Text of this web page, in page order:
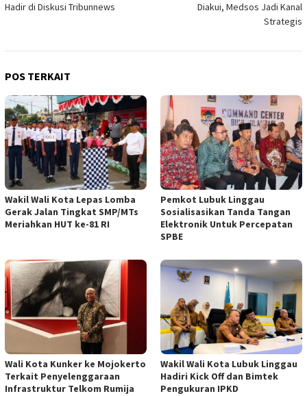
Hadir di Diskusi Tribunnews
Diakui, Medsos Jadi Kanal
Strategis
POS TERKAIT
Wakil Wali Kota Lepas Lomba
Gerak Jalan Tingkat SMP/MTs
Meriahkan HUT ke-81 RI
Pemkot Lubuk Linggau
Sosialisasikan Tanda Tangan
Elektronik Untuk Percepatan
SPBE
Wali Kota Kunker ke Mojokerto
Terkait Penyelenggaraan
Infrastruktur Telkom Rumija
Wakil Wali Kota Lubuk Linggau
Hadiri Kick Off dan Bimtek
Pengukuran IPKD